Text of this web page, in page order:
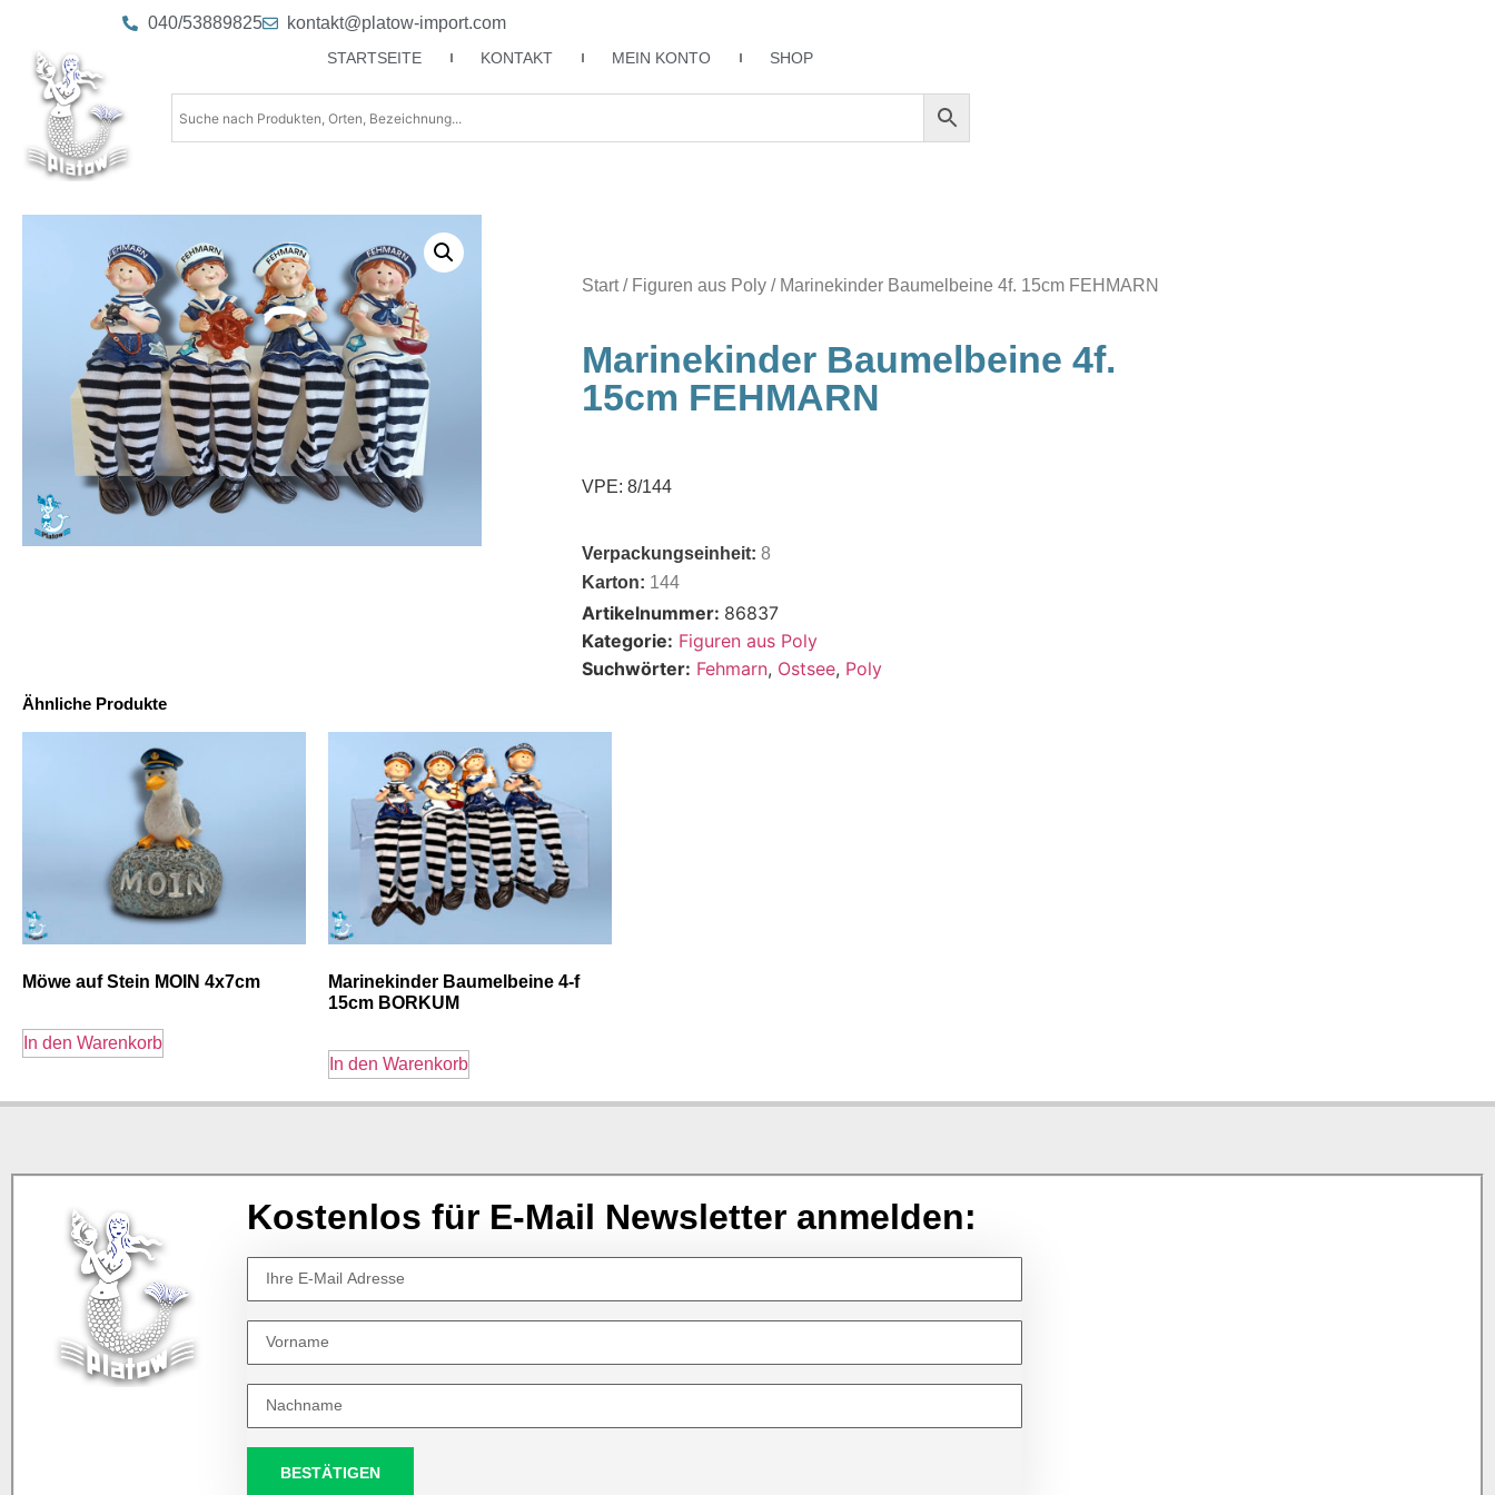
040/53889825 kontakt@platow-import.com
STARTSEITE KONTAKT MEIN KONTO SHOP
Start/ Figuren aus Poly / Marinekinder Baumelbeine 4f. 15cm FEHMARN
Marinekinder Baumelbeine 4f.
15cm FEHMARN
VPE: 8/144
Verpackungseinheit:8
Karton: 144
Artikelnummer: 86837
Kategorie: Figuren aus Poly
Suchwörter: Fehmarn, Ostsee, Poly
Ähnliche Produkte
Möwe auf Stein MOIN 4x7cm
In den Warenkorb
Marinekinder Baumelbeine 4-f
15cm BORKUM
In den Warenkorb
Kostenlos für E-Mail Newsletter anmelden:
BESTÄTIGEN